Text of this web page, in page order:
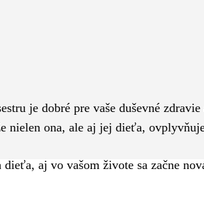
je dobré pre vaše duševné
nielen ona, ale aj jej dieťa,
dieťa, aj vo vašom živote sa začne